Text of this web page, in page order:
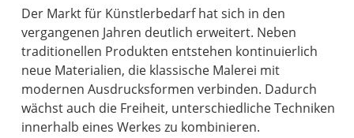
Der Markt für Künstlerbedarf hat sich in den
vergangenen Jahren deutlich erweitert. Neben
traditionellen Produkten entstehen kontinuierlich
neue Materialien, die klassische Malerei mit
modernen Ausdrucksformen verbinden. Dadurch
wächst auch die Freiheit, unterschiedliche Techniken
innerhalb eines Werkes zu kombinieren.